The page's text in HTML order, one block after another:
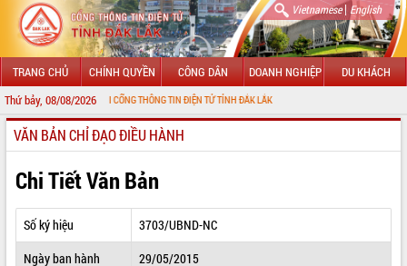
Vietnamese| English
TRANG CHỦ CHÍNH QUYỀN CÔNG DÂN DOANH NGHIỆP DU KHÁCH
Thứ bảy, 08/08/2026
ĐẾN VỚI CỔNG THÔNG TIN ĐIỆN TỬ TỈNH ĐẮK LẮK
GIỚI THIỆU
LÃNH ĐẠO UBND TỈNH
TIN TỨC SỰ KIỆN
SỞ, BAN, NGÀNH
VĂN BẢN CHỈ ĐẠO ĐIỀU HÀNH
Chi Tiết Văn Bản
Số ký hiệu
3703/UBND-NC
Ngày ban hành
29/05/2015